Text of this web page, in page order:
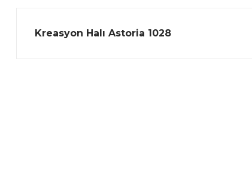
Kreasyon Halı Astoria 1028